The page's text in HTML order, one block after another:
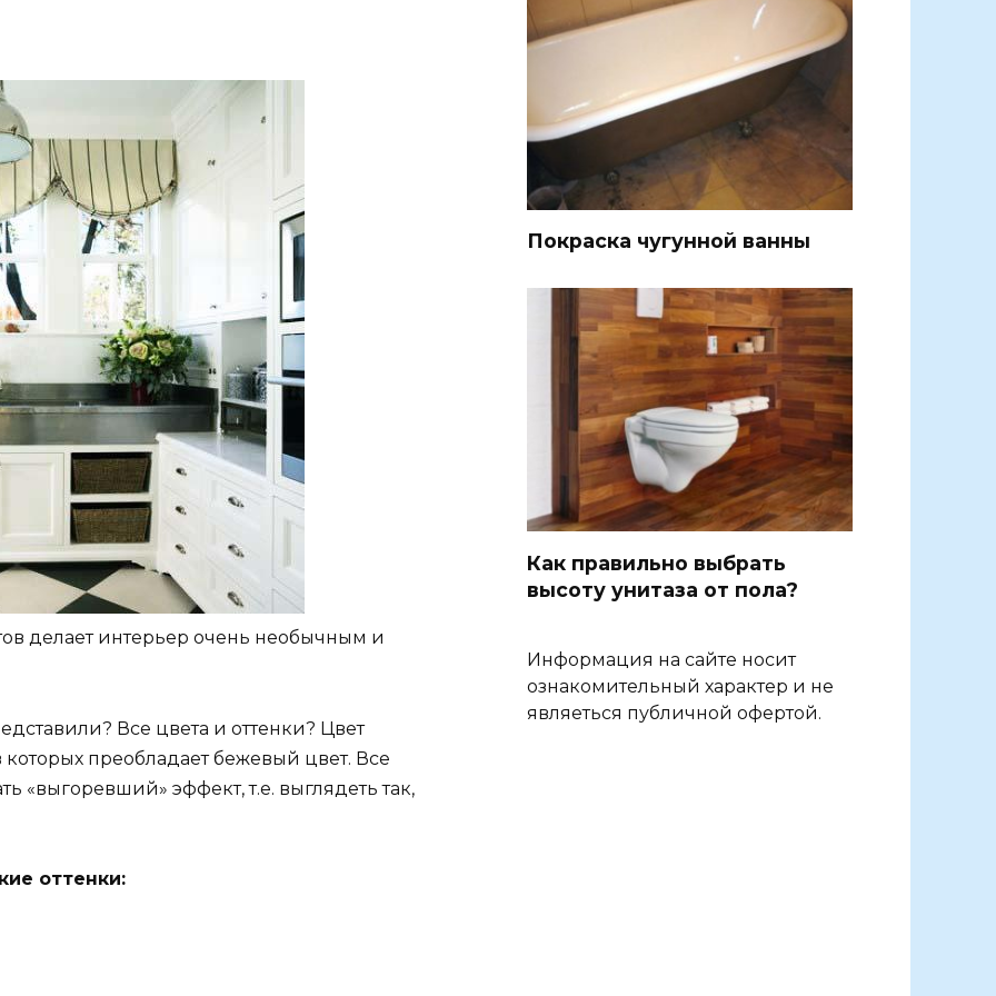
делает интерьер очень необычным и
Все цвета и оттенки? Цвет
преобладает бежевый цвет. Все
«выгоревший» эффект, т.е. выглядеть так,
оттенки:
Покраска чугунной ванны
Как правильно выбрать
высоту унитаза от пола?
Информация на сайте носит
ознакомительный характер и не
являеться публичной офертой.